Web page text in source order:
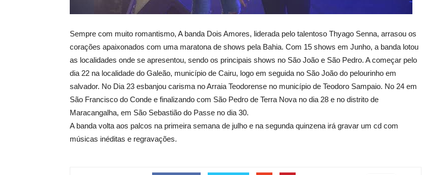
Sempre com muito romantismo, A banda Dois Amores, liderada pelo talentoso Thyago Senna, arrasou os
corações apaixonados com uma maratona de shows pela Bahia. Com 15 shows em Junho, a banda lotou
as localidades onde se apresentou, sendo os principais shows no São João e São Pedro. A começar pelo
dia 22 na localidade do Galeão, município de Cairu, logo em seguida no São João do pelourinho em
salvador. No Dia 23 esbanjou carisma no Arraia Teodorense no município de Teodoro Sampaio. No 24 em
São Francisco do Conde e finalizando com São Pedro de Terra Nova no dia 28 e no distrito de
Maracangalha, em São Sebastião do Passe no dia 30.
A banda volta aos palcos na primeira semana de julho e na segunda quinzena irá gravar um cd com
músicas inéditas e regravações.